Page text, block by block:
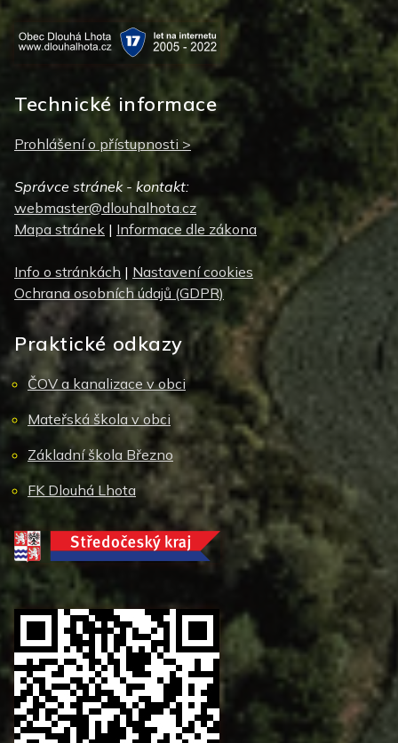
Technické informace
Prohlášení o přístupnosti >
Správce stránek - kontakt:
webmaster@dlouhalhota.cz
Mapa stránek | Informace dle zákona
Info o stránkách | Nastavení cookies
Ochrana osobních údajů (GDPR)
Praktické odkazy
ČOV a kanalizace v obci
Mateřská škola v obci
Základní škola Březno
FK Dlouhá Lhota